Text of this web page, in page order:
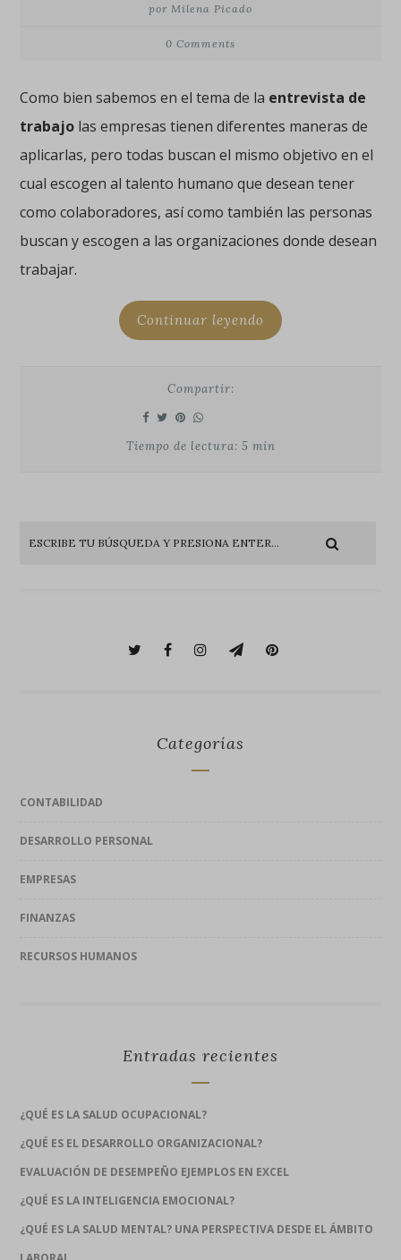
por Milena Picado
0 Comments
Como bien sabemos en el tema de la entrevista de
trabajo las empresas tienen diferentes maneras de
aplicarlas, pero todas buscan el mismo objetivo en el
cual escogen al talento humano que desean tener
como colaboradores, así como también las personas
buscan y escogen a las organizaciones donde desean
trabajar.
Continuar leyendo
Compartir:
Tiempo de lectura: 5 min
Categorías
CONTABILIDAD
DESARROLLO PERSONAL
EMPRESAS
FINANZAS
RECURSOS HUMANOS
Entradas recientes
¿QUÉ ES LA SALUD OCUPACIONAL?
¿QUÉ ES EL DESARROLLO ORGANIZACIONAL?
EVALUACIÓN DE DESEMPEÑO EJEMPLOS EN EXCEL
¿QUÉ ES LA INTELIGENCIA EMOCIONAL?
¿QUÉ ES LA SALUD MENTAL? UNA PERSPECTIVA DESDE EL ÁMBITO